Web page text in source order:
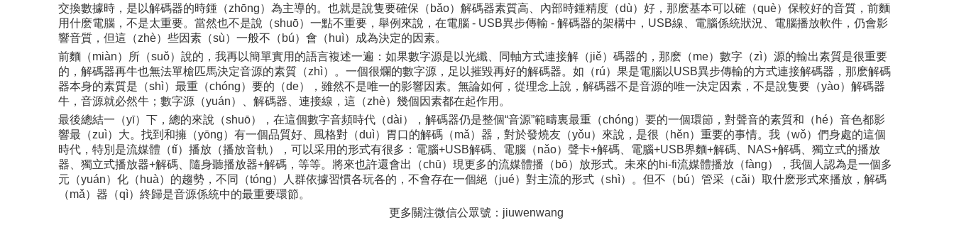
交換數據時，是以解碼器的時鍾（zhōng）為主導的。也就是說隻要確保（bǎo）解碼器素質高、內部時鍾精度（dù）好，那麽基本可以確（què）保較好的音質，前麵
用什麽電腦，不是太重要。當然也不是說（shuō）一點不重要，舉例來說，在電腦 - USB異步傳輸 - 解碼器的架構中，USB線、電腦係統狀況、電腦播放軟件，仍會影
響音質，但這（zhè）些因素（sù）一般不（bú）會（huì）成為決定的因素。
前麵（miàn）所（suǒ）說的，我再以簡單實用的語言複述一遍：如果數字源是以光纖、同軸方式連接解（jiě）碼器的，那麽（me）數字（zì）源的輸出素質是很重要
的，解碼器再牛也無法單槍匹馬決定音源的素質（zhì）。一個很爛的數字源，足以摧毀再好的解碼器。如（rú）果是電腦以USB異步傳輸的方式連接解碼器，那麽解碼
器本身的素質是（shì）最重（chóng）要的（de），雖然不是唯一的影響因素。無論如何，從理念上說，解碼器不是音源的唯一決定因素，不是說隻要（yào）解碼器
牛，音源就必然牛；數字源（yuán）、解碼器、連接線，這（zhè）幾個因素都在起作用。
最後總結一（yī）下，總的來說（shuō），在這個數字音頻時代（dài），解碼器仍是整個“音源”範疇裏最重（chóng）要的一個環節，對聲音的素質和（hé）音色都影
響最（zuì）大。找到和擁（yōng）有一個品質好、風格對（duì）胃口的解碼（mǎ）器，對於發燒友（yǒu）來說，是很（hěn）重要的事情。我（wǒ）們身處的這個
時代，特別是流媒體（tǐ）播放（播放音軌），可以采用的形式有很多：電腦+USB解碼、電腦（nǎo）聲卡+解碼、電腦+USB界麵+解碼、NAS+解碼、獨立式的播放
器、獨立式播放器+解碼、隨身聽播放器+解碼，等等。將來也許還會出（chū）現更多的流媒體播（bō）放形式。未來的hi-fi流媒體播放（fàng），我個人認為是一個多
元（yuán）化（huà）的趨勢，不同（tóng）人群依據習慣各玩各的，不會存在一個絕（jué）對主流的形式（shì）。但不（bú）管采（cǎi）取什麽形式來播放，解碼
（mǎ）器（qì）終歸是音源係統中的最重要環節。
更多關注微信公眾號：jiuwenwang